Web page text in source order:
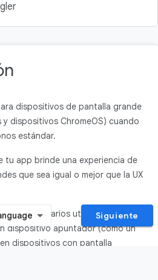
dispositivos de pantalla grande
dispositivos ChromeOS) cuando
estándar.
tu app brinde una experiencia de
que sea igual o mejor que la UX
que los usuarios utilicen tu app
dispositivo apuntador (como un
dispositivos con pantalla
de pantalla grande, como las
teclado físico y un dispositivo
Siguiente